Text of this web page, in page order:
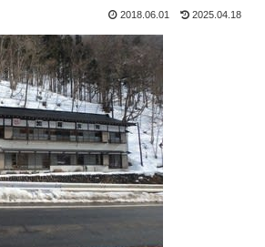
2018.06.01 2025.04.18